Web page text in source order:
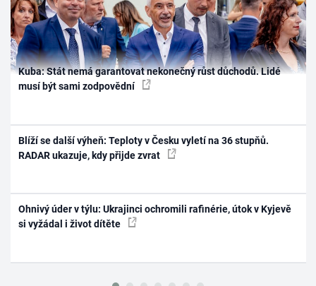
Kuba: Stát nemá garantovat nekonečný růst důchodů. Lidé
musí být sami zodpovědní
Blíží se další výheň: Teploty v Česku vyletí na 36 stupňů.
RADAR ukazuje, kdy přijde zvrat
Ohnivý úder v týlu: Ukrajinci ochromili rafinérie, útok v Kyjevě
si vyžádal i život dítěte